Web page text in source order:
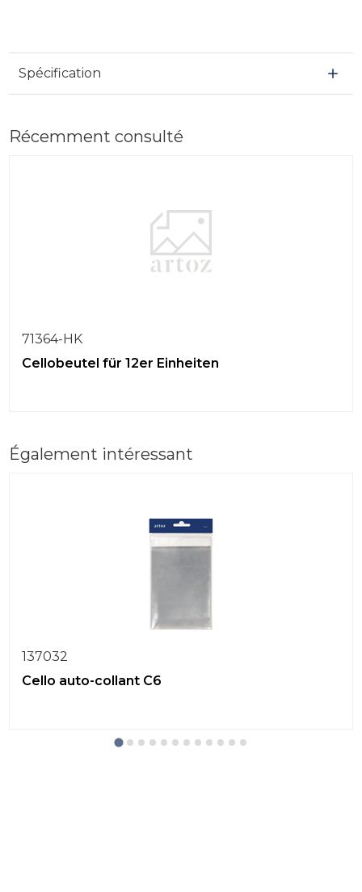
Spécification
Récemment consulté
71364-HK
Cellobeutel für 12er Einheiten
Également intéressant
137032
Cello auto-collant C6